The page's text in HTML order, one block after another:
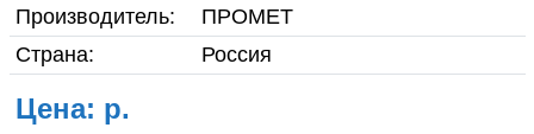
Доставка
Контакты
Производитель:
ПРОМЕТ
Страна:
Россия
Цена: р.